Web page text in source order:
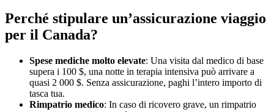
Perché stipulare un’assicurazione viaggio
per il Canada?
Spese mediche molto elevate: Una visita dal medico di base
supera i 100 $, una notte in terapia intensiva può arrivare a
quasi 2 000 $. Senza assicurazione, paghi l’intero importo di
tasca tua.
Rimpatrio medico: In caso di ricovero grave, un rimpatrio